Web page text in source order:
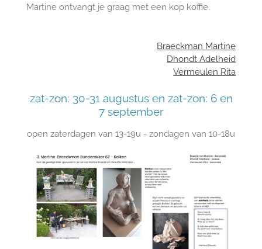
Martine ontvangt je graag met een kop koffie.
Braeckman Martine
Dhondt Adelheid
Vermeulen Rita
zat-zon: 30-31 augustus en zat-zon: 6 en
7 september
open zaterdagen van 13-19u - zondagen van 10-18u